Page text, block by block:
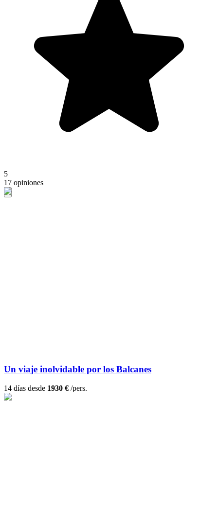
5
17 opiniones
Un viaje inolvidable por los Balcanes
14 días desde 1930 € /pers.